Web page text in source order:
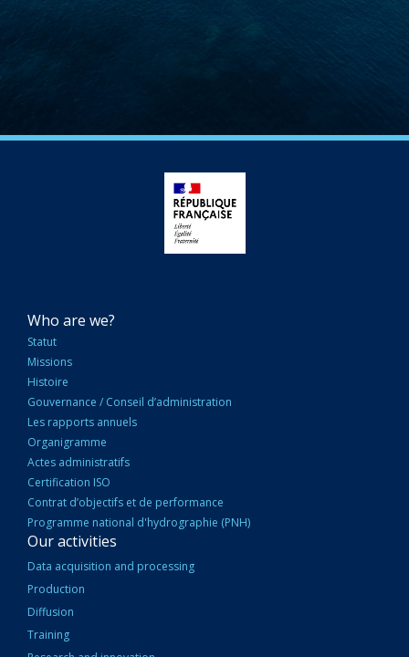
NAVIGATION
PRINCIPALE
Who are we?
Statut
Missions
Histoire
Gouvernance / Conseil d’administration
Les rapports annuels
Organigramme
Actes administratifs
Certification ISO
Contrat d’objectifs et de performance
Programme national d'hydrographie (PNH)
Our activities
Data acquisition and processing
Production
Diffusion
Training